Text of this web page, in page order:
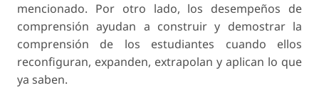
mencionado. Por otro lado, los desempeños de
comprensión ayudan a construir y demostrar la
comprensión de los estudiantes cuando ellos
reconfiguran, expanden, extrapolan y aplican lo que
ya saben.